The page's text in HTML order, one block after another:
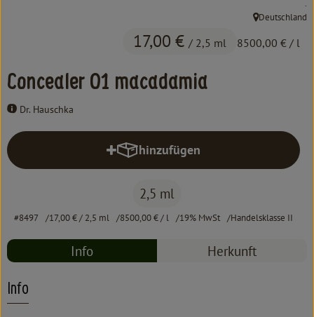
Aktuelles
Erleben
Concealer 01 macadamia
Dr. Hauschka
17,00 € / 2,5 ml 8500,00 € / l
.
, Herkunft:
Deutschland
hinzufügen
Produkt zum Warenkorb
2,5 ml
#8497 17,00 €/ 2,5 ml 8500,00 €/ l 19% MwSt Handelsklasse II
Info Herkunft
Info